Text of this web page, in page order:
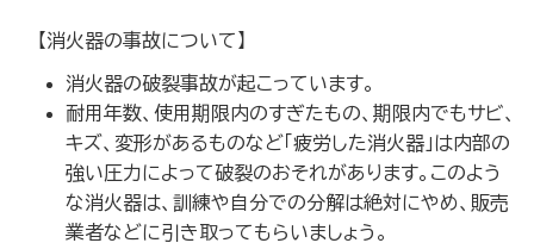
【消火器の事故について】
消火器の破裂事故が起こっています。
耐用年数、使用期限内のすぎたもの、期限内でもサビ、
キズ、変形があるものなど「疲労した消火器」は内部の
強い圧力によって破裂のおそれがあります。このよう
な消火器は、訓練や自分での分解は絶対にやめ、販売
業者などに引き取ってもらいましょう。